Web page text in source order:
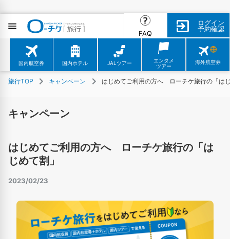
FAQ
ログイン
予約確認
国内航空券 国内ホテル JALツアー
エンタメ
ツアー
海外航空券
旅行TOP キャンペーン はじめてご利用の方へ ローチケ旅行の「は
キャンペーン
はじめてご利用の方へ ローチケ旅行の「は
じめて割」
2023/02/23